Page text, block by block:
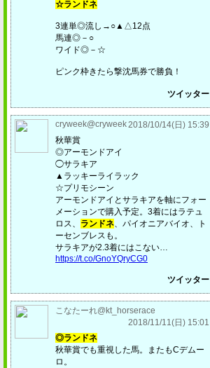
☆ランドネ
3連単◎流し→○▲△12点
馬連◎－○
ワイド◎－☆
ピンク枠きたら撃沈馬券で勝負！
ツイッター
cryweek@cryweek2018/10/14(日) 15:39
秋華賞
◎アーモンドアイ
◯サラキア
▲ラッキーライラック
☆プリモシーン
アーモンドアイとサラキアを軸にフォー
メーションで購入予定。3着にはラテュ
ロス、 ランドネ、パイオニアバイオ、ト
ーセンブレスも。
サラキアが2.3着にはこない…
https://t.co/GnoYQryCG0
ツイッター
こなたーれ@kt_horserace
2018/11/11(日) 15:01
◎ランドネ
秋華賞でも重視した馬。またもCデムー
ロ。